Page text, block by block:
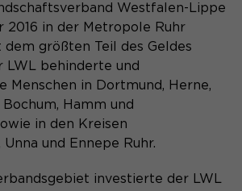
Management System dieser
Diese Basis-Cookies sind
damit Ihr Besuch auf der
angenehm und flüssig wird:
erkennen und somit Ihre Sitzung
zu halten. Es speichert bei
Benutzer-Login für einen
Bereich die Benutzer-
Wert") zum entsprechenden
Monate
zur anonymen
die automatische
Website-Inhalte durch GTranslate.
Inc.
Westfalen-Lippe
2016 in der Metropole Ruhr
dem größten Teil des Geldes
LWL behinderte und
Menschen in Dortmund, Herne,
Hamm und
in den Kreisen
Unna und Ennepe Ruhr.
investierte der LWL